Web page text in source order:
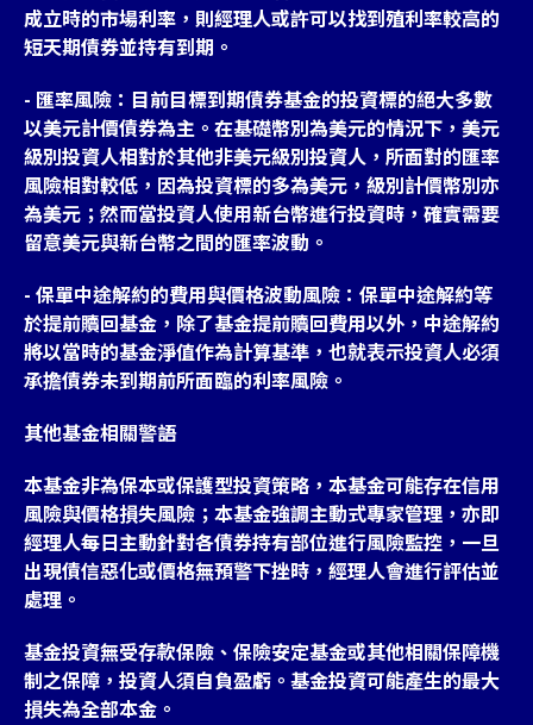
成立時的市場利率，則經理人或許可以找到殖利率較高的
短天期債券並持有到期。
- 匯率風險：目前目標到期債券基金的投資標的絕大多數
以美元計價債券為主。在基礎幣別為美元的情況下，美元
級別投資人相對於其他非美元級別投資人，所面對的匯率
風險相對較低，因為投資標的多為美元，級別計價幣別亦
為美元；然而當投資人使用新台幣進行投資時，確實需要
留意美元與新台幣之間的匯率波動。
- 保單中途解約的費用與價格波動風險：保單中途解約等
於提前贖回基金，除了基金提前贖回費用以外，中途解約
將以當時的基金淨值作為計算基準，也就表示投資人必須
承擔債券未到期前所面臨的利率風險。
其他基金相關警語
本基金非為保本或保護型投資策略，本基金可能存在信用
風險與價格損失風險；本基金強調主動式專家管理，亦即
經理人每日主動針對各債券持有部位進行風險監控，一旦
出現債信惡化或價格無預警下挫時，經理人會進行評估並
處理。
基金投資無受存款保險、保險安定基金或其他相關保障機
制之保障，投資人須自負盈虧。基金投資可能產生的最大
損失為全部本金。